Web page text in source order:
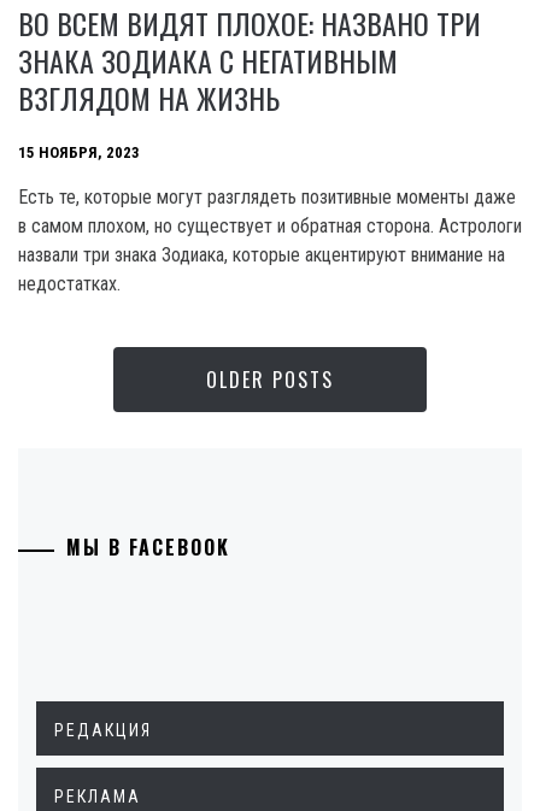
ВО ВСЕМ ВИДЯТ ПЛОХОЕ: НАЗВАНО ТРИ
ЗНАКА ЗОДИАКА С НЕГАТИВНЫМ
ВЗГЛЯДОМ НА ЖИЗНЬ
15 НОЯБРЯ, 2023
Есть те, которые могут разглядеть позитивные моменты даже
в самом плохом, но существует и обратная сторона. Астрологи
назвали три знака Зодиака, которые акцентируют внимание на
недостатках.
OLDER POSTS
МЫ В FACEBOOK
РЕДАКЦИЯ
РЕКЛАМА